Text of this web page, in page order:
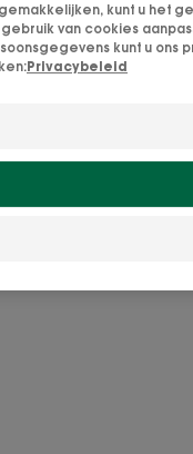
kunt u het
van cookies
kunt u ons
Privacybeleid